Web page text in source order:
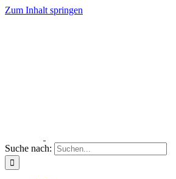
Zum Inhalt springen
Suche nach: